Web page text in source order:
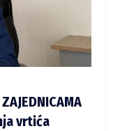
vrtića